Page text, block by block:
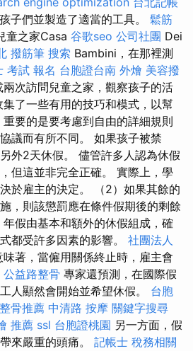
子們並製造了適當的工具。 鬆筋
童之家Casa 谷歌seo 公司社團 Dei
撥筋筆 搜索 Bambini，在那裡測
考試 報名 台胞證台南 外燴 美容撥
次訪問兒童之家，觀察孩子的活
了一些有用的技巧和模式，以幫
要的是要考慮到自由的詳細規則
議而有所不同。 如果孩子被禁
外2天休假。 儘管許多人認為休假
但這並非完全正確。 實際上，學
於雇主的決定。 （2）如果其餘的
，則該懲罰應在條件假期後的剩餘
假由基本和額外的休假組成，確
都受許多因素的影響。 社團法人
味著，當僱用關係終止時，雇主會
公益路整骨 專家還預測，在國際假
人顯然會開始並希望休假。 台胞
骨推薦 中清路 按摩 關鍵字搜尋
推薦 ssl 台胞證桃園 另一方面，假
來嚴重的頭痛。 記帳士 稅務相關